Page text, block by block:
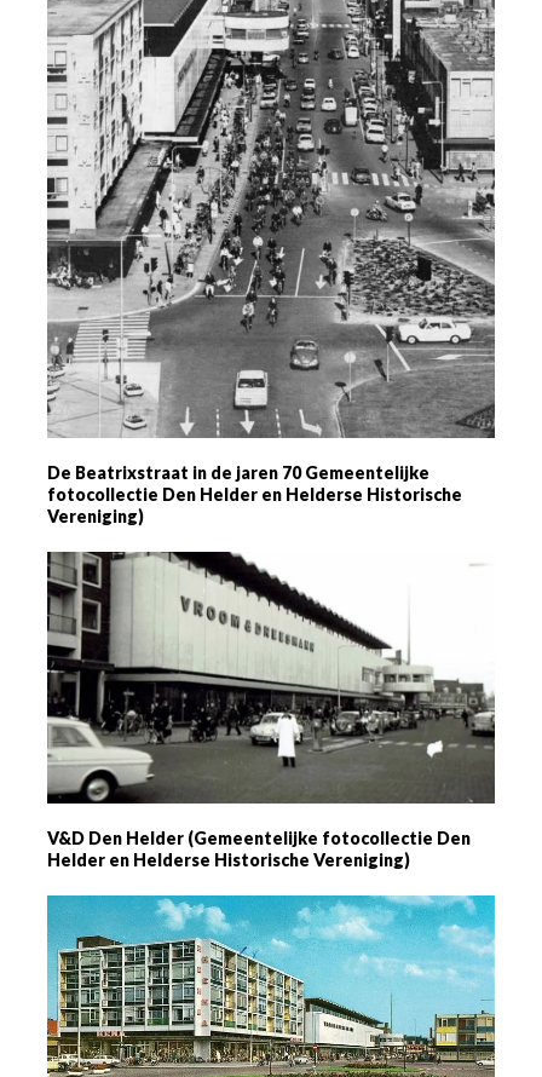
De Beatrixstraat in de jaren 70 Gemeentelijke
fotocollectie Den Helder en Helderse Historische
Vereniging)
V&D Den Helder (Gemeentelijke fotocollectie Den
Helder en Helderse Historische Vereniging)